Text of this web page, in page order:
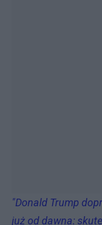
"Donald Trump
już od dawna: